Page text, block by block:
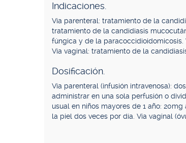
Indicaciones.
Vía parenteral: tratamiento de la
tratamiento de la candidiasis
fúngica y de la
Vía vaginal: tratamiento de la
Dosificación.
Vía parenteral (infusión intravenosa):
administrar en una sola perfusión o
usual en niños mayores de 1 año:
la piel dos veces por día. Vía vaginal